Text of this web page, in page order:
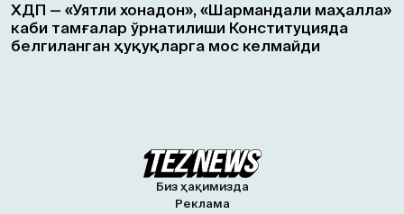
ХДП — «Уятли хонадон», «Шармандали маҳалла»
каби тамғалар ўрнатилиши Конституцияда
белгиланган ҳуқуқларга мос келмайди
Биз ҳақимизда
Реклама